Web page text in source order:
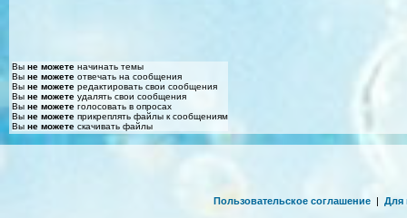
Вы не можете начинать темы
Вы не можете отвечать на сообщения
Вы не можете редактировать свои сообщения
Вы не можете удалять свои сообщения
Вы не можете голосовать в опросах
Вы не можете прикреплять файлы к сообщениям
Вы не можете скачивать файлы
Пользовательское соглашение | Для